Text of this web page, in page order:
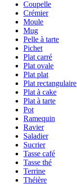
Coupelle
Crémier
Moule
Mug
Pelle à tarte
Pichet
Plat carré
Plat ovale
Plat plat
Plat rectangulaire
Plat à cake
Plat à tarte
Pot
Ramequin
Ravier
Saladier
Sucrier
Tasse café
Tasse thé
Terrine
Théière